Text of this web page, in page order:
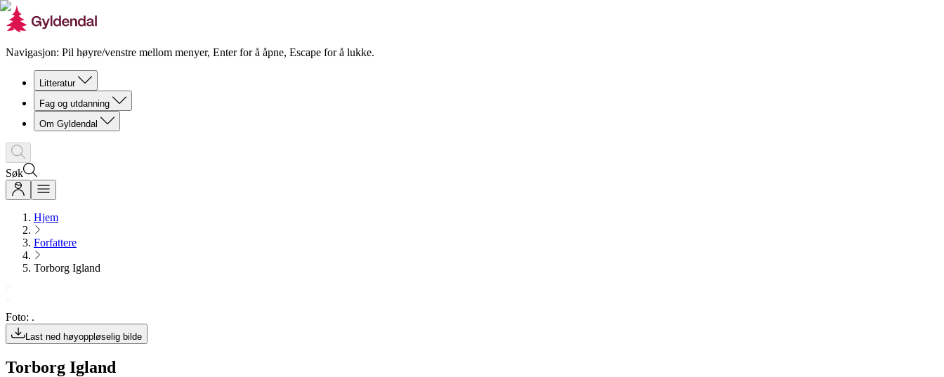
Navigasjon: Pil høyre/venstre mellom menyer, Enter for å åpne, Escape for å lukke.
Litteratur
Fag og utdanning
Om Gyldendal
Søk
Hjem
Forfattere
Torborg Igland
Foto: .
Last ned høyoppløselig bilde
Torborg Igland